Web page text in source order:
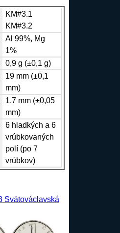
KM#3.1
KM#3.2
Al 99%, Mg
1%
0,9 g (±0,1 g)
19 mm (±0,1
mm)
1,7 mm (±0,05
mm)
6 hladkých a 6
vrúbkovaných
polí (po 7
vrúbkov)
Svätováclavská